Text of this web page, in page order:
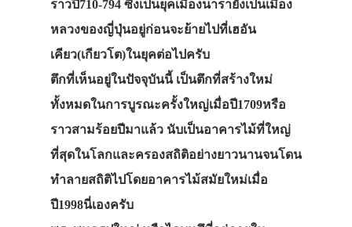
ราวปี710-794 ซึ่งเป็นยุคเมืองนารายังเป็นเมือง
หลวงของญี่ปุ่นอยู่ก่อนจะย้ายไปที่เฮอัน
เคียว(เกียวโต)ในยุคต่อไปครับ
ตึกที่เห็นอยู่ในปัจจุบันนี้ เป็นตึกที่สร้างใหม่
ทั้งหมดในการบูรณะครั้งใหญ่เมื่อปี1709หรือ
ราวสามร้อยปีมาแล้ว นับเป็นอาคารไม้ที่ใหญ่
ที่สุดในโลกและครองสถิติอย่างยาวนานจนโดน
ทำลายสถิติไปโดยอาคารไม้สมัยใหม่เมื่อ
ปี1998นี่เองครับ